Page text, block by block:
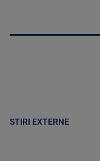
STIRI EXTERNE